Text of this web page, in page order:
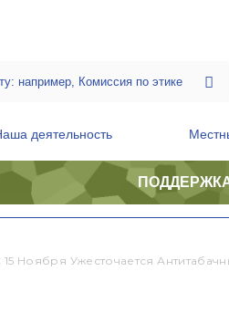
деятельность
15 Ноября Ужесточается